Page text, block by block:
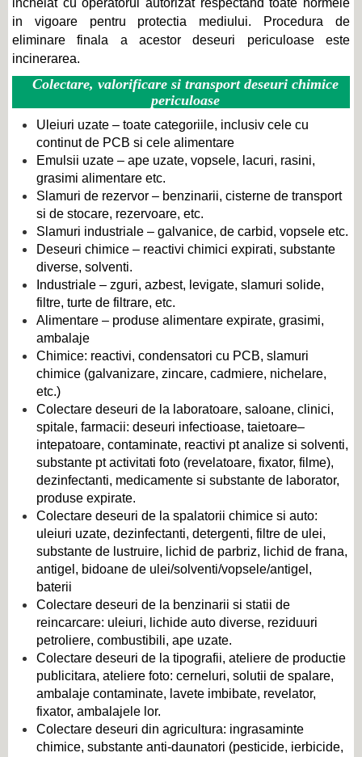
incheiat cu operatorul autorizat respectand toate normele
in vigoare pentru protectia mediului. Procedura de
eliminare finala a acestor deseuri periculoase este
incinerarea.
Colectare, valorificare si transport deseuri chimice
periculoase
Uleiuri uzate – toate categoriile, inclusiv cele cu
continut de PCB si cele alimentare
Emulsii uzate – ape uzate, vopsele, lacuri, rasini,
grasimi alimentare etc.
Slamuri de rezervor – benzinarii, cisterne de transport
si de stocare, rezervoare, etc.
Slamuri industriale – galvanice, de carbid, vopsele etc.
Deseuri chimice – reactivi chimici expirati, substante
diverse, solventi.
Industriale – zguri, azbest, levigate, slamuri solide,
filtre, turte de filtrare, etc.
Alimentare – produse alimentare expirate, grasimi,
ambalaje
Chimice: reactivi, condensatori cu PCB, slamuri
chimice (galvanizare, zincare, cadmiere, nichelare,
etc.)
Colectare deseuri de la laboratoare, saloane, clinici,
spitale, farmacii: deseuri infectioase, taietoare–
intepatoare, contaminate, reactivi pt analize si solventi,
substante pt activitati foto (revelatoare, fixator, filme),
dezinfectanti, medicamente si substante de laborator,
produse expirate.
Colectare deseuri de la spalatorii chimice si auto:
uleiuri uzate, dezinfectanti, detergenti, filtre de ulei,
substante de lustruire, lichid de parbriz, lichid de frana,
antigel, bidoane de ulei/solventi/vopsele/antigel,
baterii
Colectare deseuri de la benzinarii si statii de
reincarcare: uleiuri, lichide auto diverse, reziduuri
petroliere, combustibili, ape uzate.
Colectare deseuri de la tipografii, ateliere de productie
publicitara, ateliere foto: cerneluri, solutii de spalare,
ambalaje contaminate, lavete imbibate, revelator,
fixator, ambalajele lor.
Colectare deseuri din agricultura: ingrasaminte
chimice, substante anti-daunatori (pesticide, ierbicide,